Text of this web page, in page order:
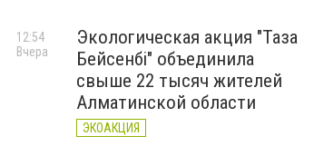
Экологическая акция "Таза
Бейсенбі" объединила
свыше 22 тысяч жителей
Алматинской области
ЭКОАКЦИЯ
12:54
Вчера